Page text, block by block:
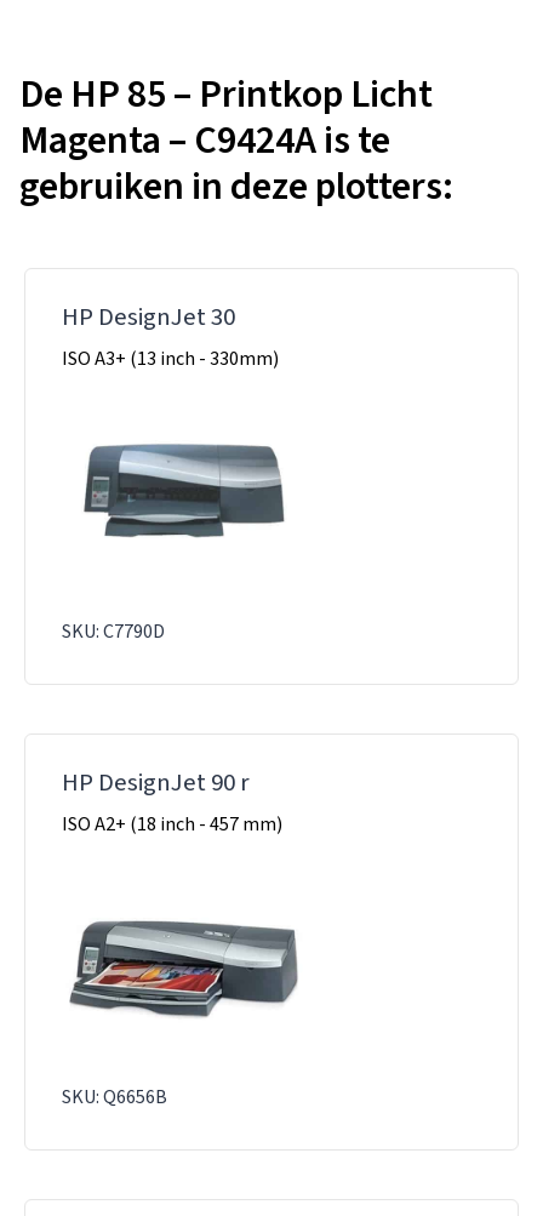
De HP 85 – Printkop Licht
Magenta – C9424A is te
gebruiken in deze plotters:
HP DesignJet 30
ISO A3+ (13 inch - 330mm)
SKU: C7790D
HP DesignJet 90 r
ISO A2+ (18 inch - 457 mm)
SKU: Q6656B